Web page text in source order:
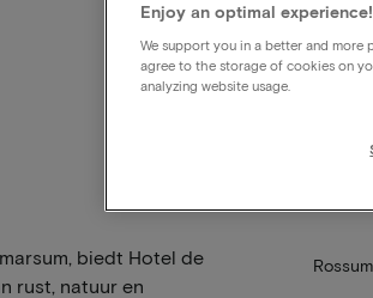
biedt Hotel de
rust, natuur en
Enjoy an optimal experience!
We support you in a better and more
agree to the storage of cookies on
analyzing website usage.